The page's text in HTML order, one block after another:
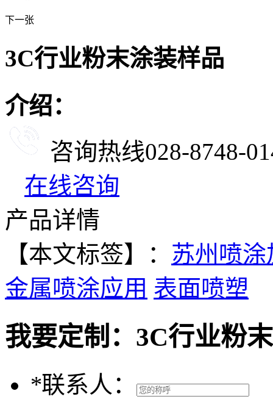
下一张
3C行业粉末涂装样品
介绍：
咨询热线028-8748-
在线咨询
产品详情
【本文标签】： 苏州喷涂
金属喷涂应用 表面喷塑
我要定制： 3C行业粉
*联系人：